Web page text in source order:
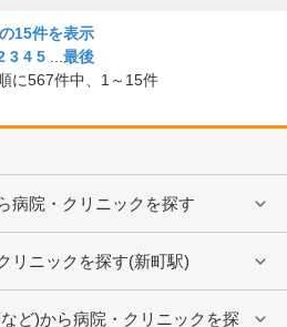
15件を表示
3 4 5
最後
に567件中、 1～15件
病院・クリニックを探す
リニックを探す(新町駅)
ど)から病院・クリニックを探